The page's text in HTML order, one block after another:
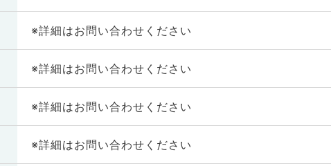
※詳細はお問い合わせください
※詳細はお問い合わせください
※詳細はお問い合わせください
※詳細はお問い合わせください